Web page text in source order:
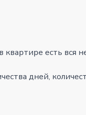
есть вся
дней,